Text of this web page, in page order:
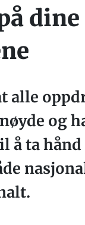
dine
alle
og
å ta